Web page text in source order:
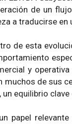
de un
a traducirse
de esta
y
muchos de sus
equilibrio
papel